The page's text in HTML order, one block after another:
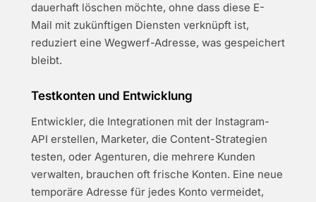
dauerhaft löschen möchte, ohne dass diese E-
Mail mit zukünftigen Diensten verknüpft ist,
reduziert eine Wegwerf-Adresse, was gespeichert
bleibt.
Testkonten und Entwicklung
Entwickler, die Integrationen mit der Instagram-
API erstellen, Marketer, die Content-Strategien
testen, oder Agenturen, die mehrere Kunden
verwalten, brauchen oft frische Konten. Eine neue
temporäre Adresse für jedes Konto vermeidet,